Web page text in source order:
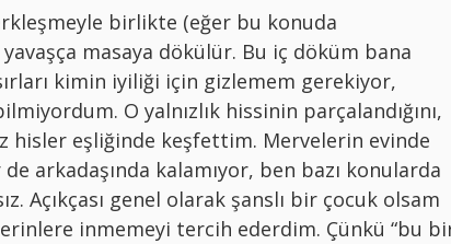
birlikte (eğer bu konuda
masaya dökülür. Bu iç döküm bana
kimin iyiliği için gizlemem gerekiyor,
O yalnızlık hissinin parçalandığını,
hisler eşliğinde keşfettim. Mervelerin evinde
arkadaşında kalamıyor, ben bazı konularda
Açıkçası genel olarak şanslı bir çocuk olsam
inmemeyi tercih ederdim. Çünkü “bu